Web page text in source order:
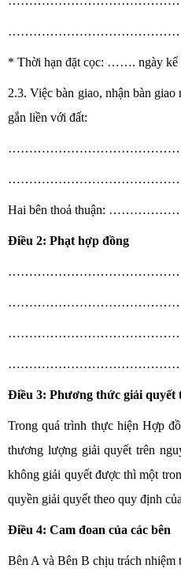
* Thời hạn đặt cọc: ……. ngày kể
2.3. Việc bàn giao, nhận bàn
gắn liền với đất:
Hai bên thoả thuận:
Điều 2: Phạt hợp đồng
Điều 3: Phương thức giải quyết
Trong quá trình thực hiện Hợp
thương lượng giải quyết trên
không giải quyết được thì một
quyền giải quyết theo quy định
Điều 4: Cam đoan của các bên
Bên A và Bên B chịu trách nhiệm